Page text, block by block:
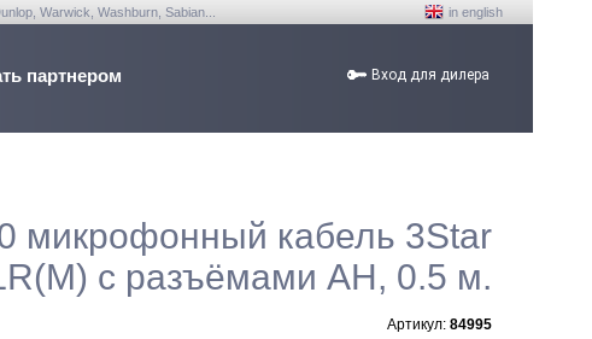
Warwick, Washburn, Sabian... in english
партнером Вход для дилера
микрофонный кабель 3Star
с разъёмами AH, 0.5 м.
Артикул: 84995